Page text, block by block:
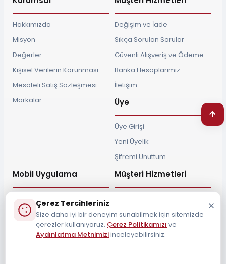
Hakkımızda
Misyon
Değerler
Kişisel Verilerin Korunması
Mesafeli Satış Sözleşmesi
Markalar
Değişim ve İade
Sıkça Sorulan Sorular
Güvenli Alışveriş ve Ödeme
Banka Hesaplarımız
İletişim
Üye
Üye Girişi
Yeni Üyelik
Şifremi Unuttum
Mobil Uygulama Müşteri Hizmetleri
Müşteri Destek Hattı
Çerez Tercihleriniz
Size daha iyi bir deneyim sunabilmek için sitemizde
çerezler kullanıyoruz. Çerez Politikamızı ve
Aydınlatma Metnimiziinceleyebilirsiniz.